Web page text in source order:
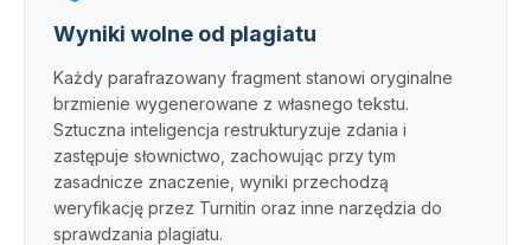
Wyniki wolne od plagiatu
Każdy parafrazowany fragment stanowi oryginalne
brzmienie wygenerowane z własnego tekstu.
Sztuczna inteligencja restrukturyzuje zdania i
zastępuje słownictwo, zachowując przy tym
zasadnicze znaczenie, wyniki przechodzą
weryfikację przez Turnitin oraz inne narzędzia do
sprawdzania plagiatu.